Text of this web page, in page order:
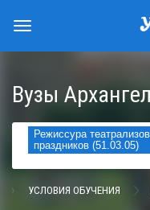
Вузы
Режиссура
праздников (51.03.05)
УСЛОВИЯ ОБУЧЕНИЯ